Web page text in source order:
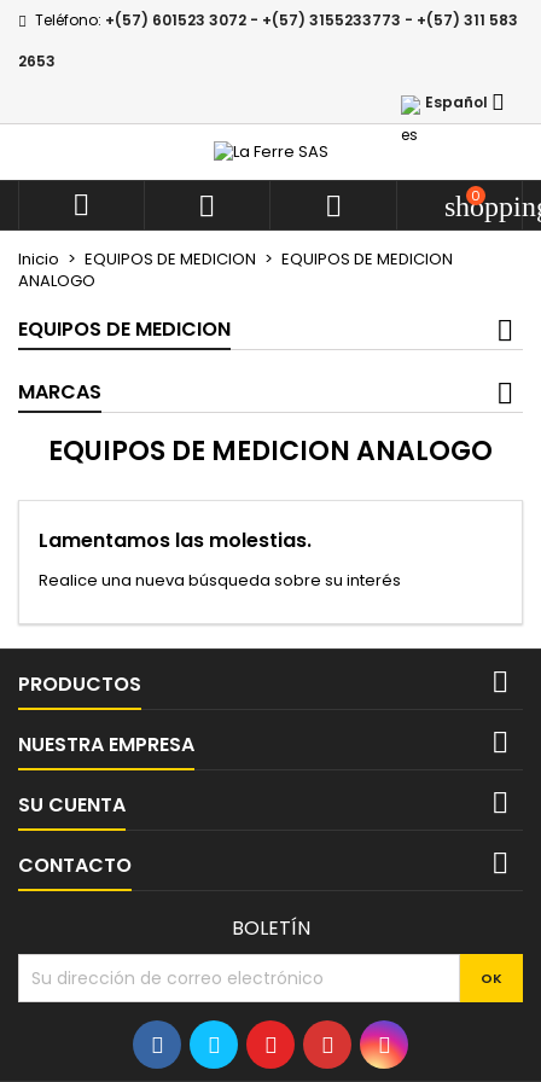
Teléfono: +(57) 601523 3072 - +(57) 3155233773 - +(57) 311 583
2653
Español 
   0
Inicio EQUIPOS DE MEDICION
EQUIPOS DE MEDICION
ANALOGO
EQUIPOS DE MEDICION
MARCAS
EQUIPOS DE MEDICION ANALOGO
Lamentamos las molestias.
Realice una nueva búsqueda sobre su interés
PRODUCTOS 
NUESTRA EMPRESA 
SU CUENTA 
CONTACTO 
((cancelText)) ((modalDeleteText))
((label))
((cancelText)) ((createText))
Debe iniciar sesión para guardar productos en su lista de
deseos.
((loginText))
BOLETÍN